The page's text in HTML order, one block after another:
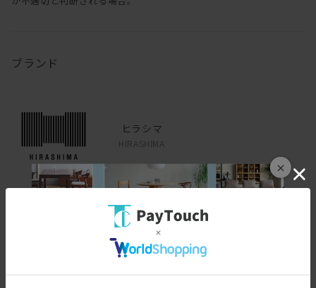
×
ブランド
ヒラシマ
HIRASHIMA
一瞬だとしても、一目見て ときめいたり わくわくしたり空間を
想像して楽しめたり 和んだり・・・ヒラシマは、少しでもそんな